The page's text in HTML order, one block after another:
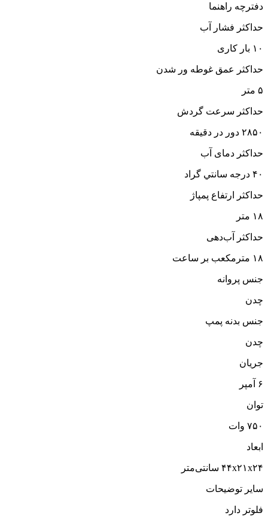
دفترچه راهنما
حداکثر فشار آب
۱۰ بار کاری
حداکثر عمق غوطه ور شدن
۵ متر
حداکثر سرعت گردش
۲۸۵۰ دور در دقيقه
حداکثر دمای آب
۴۰ درجه سانتي گراد
حداکثر ارتفاع پمپاژ
۱۸ متر
حداکثر آب‌دهی
۱۸ مترمکعب بر ساعت
جنس پروانه
چدن
جنس بدنه پمپ
چدن
جریان
۶ آمپر
توان
۷۵۰ وات
ابعاد
۴۴x۲۱x۲۴ سانتی‌متر
سایر توضیحات
فلوتر دارد